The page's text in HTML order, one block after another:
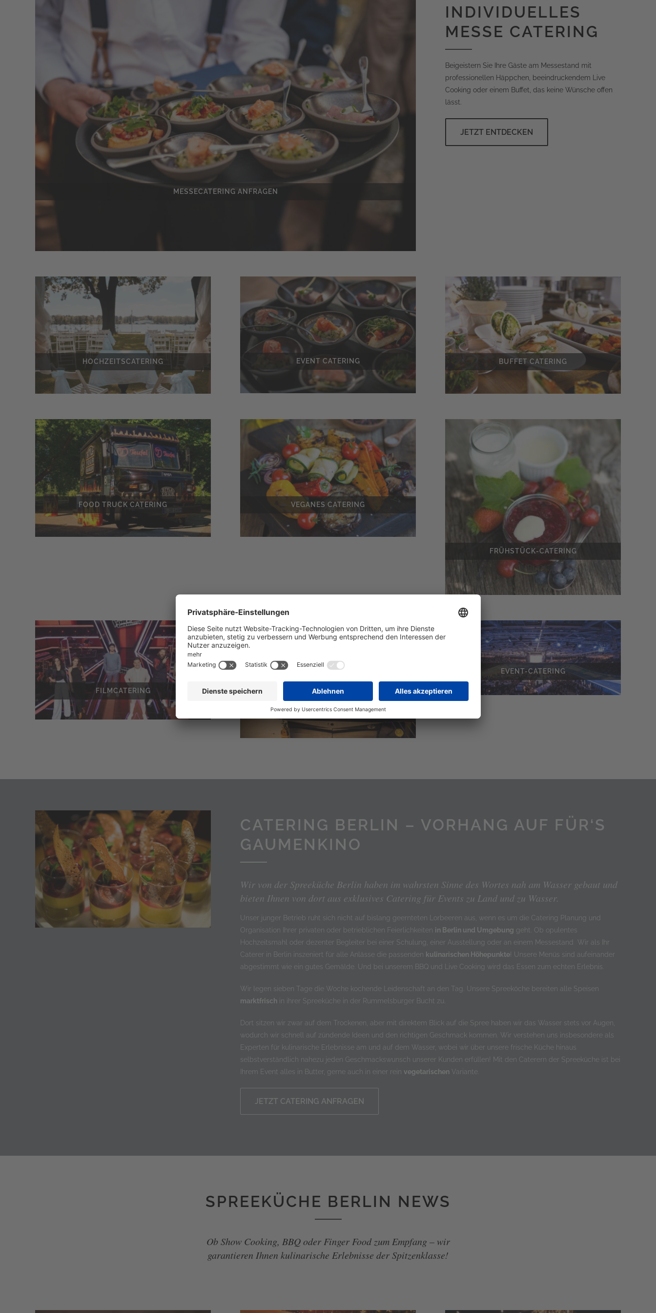
MESSECATERING ANFRAGEN
INDIVIDUELLES
MESSE CATERING
Beigeistern Sie Ihre Gäste am Messestand mit
professionellen Häppchen, beeindruckendem Live
Cooking oder einem Buffet, das keine Wünsche offen
lässt.
JETZT ENTDECKEN
HOCHZEITSCATERING EVENT CATERING BUFFET CATERING
FOOD TRUCK CATERING VEGANES CATERING
FRÜHSTÜCK-CATERING
FILMCATERING
GRILL-CATERING
EVENT-CATERING
CATERING BERLIN – VORHANG AUF FÜR‘S
GAUMENKINO
Wir von der Spreeküche Berlin haben im wahrsten Sinne des Wortes nah am Wasser gebaut und
bieten Ihnen von dort aus exklusives Catering für Events zu Land und zu Wasser.
Unser junger Betrieb ruht sich nicht auf bislang geernteten Lorbeeren aus, wenn es um die Catering Planung und
Organisation Ihrer privaten oder betrieblichen Feierlichkeiten in Berlin und Umgebung geht. Ob opulentes
Hochzeitsmahl oder dezenter Begleiter bei einer Schulung, einer Ausstellung oder an einem Messestand ­ Wir als Ihr
Caterer in Berlin inszeniert für alle Anlässe die passenden kulinarischen Höhepunkte! Unsere Menüs sind aufeinander
abgestimmt wie ein gutes Gemälde. Und bei unserem BBQ und Live Cooking wird das Essen zum echten Erlebnis.
Wir legen sieben Tage die Woche kochende Leidenschaft an den Tag. Unsere Spreeköche bereiten alle Speisen
marktfrisch in ihrer Spreeküche in der Rummelsburger Bucht zu.
Dort sitzen wir zwar auf dem Trockenen, aber mit direktem Blick auf die Spree haben wir das Wasser stets vor Augen,
wodurch wir schnell auf zündende Ideen und den richtigen Geschmack kommen. Wir verstehen uns insbesondere als
Experten für kulinarische Erlebnisse am und auf dem Wasser, wobei wir über unsere frische Küche hinaus
selbstverständlich nahezu jeden Geschmackswunsch unserer Kunden erfüllen! Mit den Caterern der Spreeküche ist bei
Ihrem Event alles in Butter, gerne auch in einer rein vegetarischen Variante.
JETZT CATERING ANFRAGEN
SPREEKÜCHE BERLIN NEWS
Ob Show Cooking, BBQ oder Finger Food zum Empfang – wir
garantieren Ihnen kulinarische Erlebnisse der Spitzenklasse!